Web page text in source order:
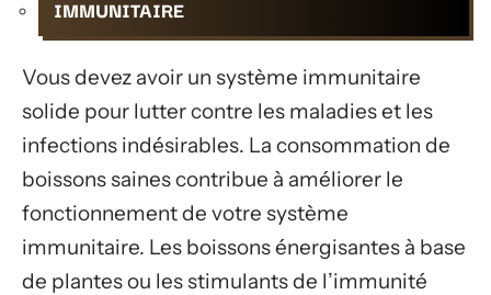
IMMUNITAIRE
Vous devez avoir un système immunitaire
solide pour lutter contre les maladies et les
infections indésirables. La consommation de
boissons saines contribue à améliorer le
fonctionnement de votre système
immunitaire. Les boissons énergisantes à base
de plantes ou les stimulants de l’immunité